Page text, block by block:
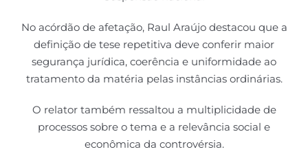
No acórdão de afetação, Raul Araújo destacou que a
definição de tese repetitiva deve conferir maior
segurança jurídica, coerência e uniformidade ao
tratamento da matéria pelas instâncias ordinárias.
O relator também ressaltou a multiplicidade de
processos sobre o tema e a relevância social e
econômica da controvérsia.